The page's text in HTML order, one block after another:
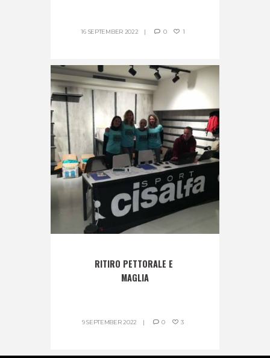
16 SEPTEMBER 2022 0 1
RITIRO PETTORALE E
MAGLIA
9 SEPTEMBER 2022 0 3